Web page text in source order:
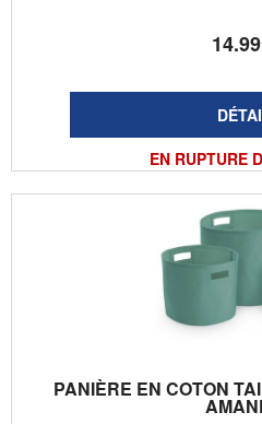
14.99
EN RUPTURE
PANIÈRE EN COTON